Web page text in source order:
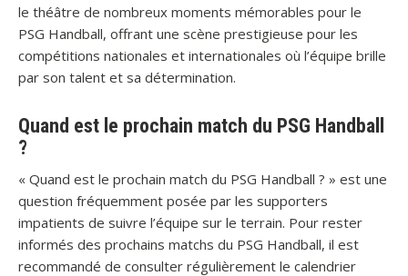
le théâtre de nombreux moments mémorables pour le
PSG Handball, offrant une scène prestigieuse pour les
compétitions nationales et internationales où l’équipe brille
par son talent et sa détermination.
Quand est le prochain match du PSG Handball
?
« Quand est le prochain match du PSG Handball ? » est une
question fréquemment posée par les supporters
impatients de suivre l’équipe sur le terrain. Pour rester
informés des prochains matchs du PSG Handball, il est
recommandé de consulter régulièrement le calendrier